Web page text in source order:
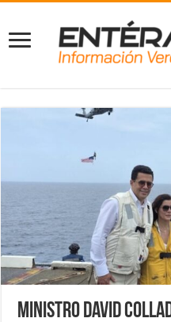
Ministro David